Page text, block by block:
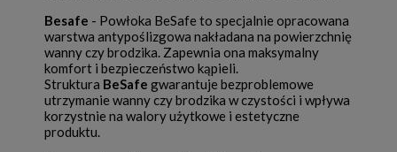
Besafe - Powłoka BeSafe to specjalnie opracowana
warstwa antypoślizgowa nakładana na powierzchnię
wanny czy brodzika. Zapewnia ona maksymalny
komfort i bezpieczeństwo kąpieli.
Struktura BeSafe gwarantuje bezproblemowe
utrzymanie wanny czy brodzika w czystości i wpływa
korzystnie na walory użytkowe i estetyczne
produktu.